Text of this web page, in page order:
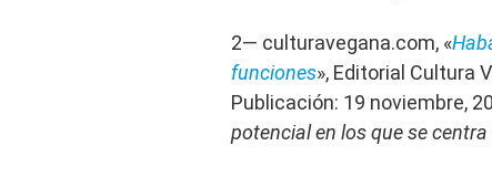
2— culturavegana.com, «
funciones», Editorial Cultura
Publicación: 19 noviembre,
potencial en los que se